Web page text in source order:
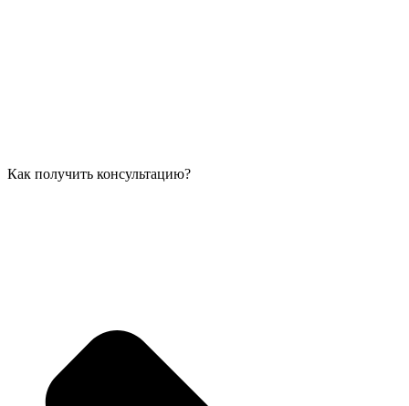
Как получить консультацию?